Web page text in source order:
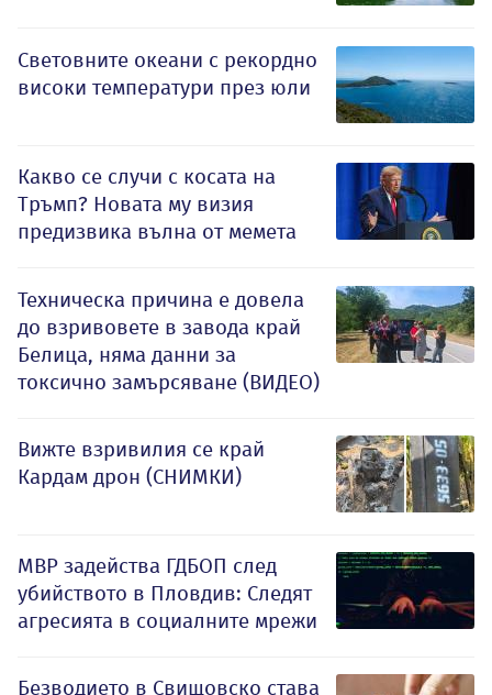
Световните океани с рекордно
високи температури през юли
Какво се случи с косата на
Тръмп? Новата му визия
предизвика вълна от мемета
Техническа причина е довела
до взривовете в завода край
Белица, няма данни за
токсично замърсяване (ВИДЕО)
Вижте взривилия се край
Кардам дрон (СНИМКИ)
МВР задейства ГДБОП след
убийството в Пловдив: Следят
агресията в социалните мрежи
Безводието в Свищовско става